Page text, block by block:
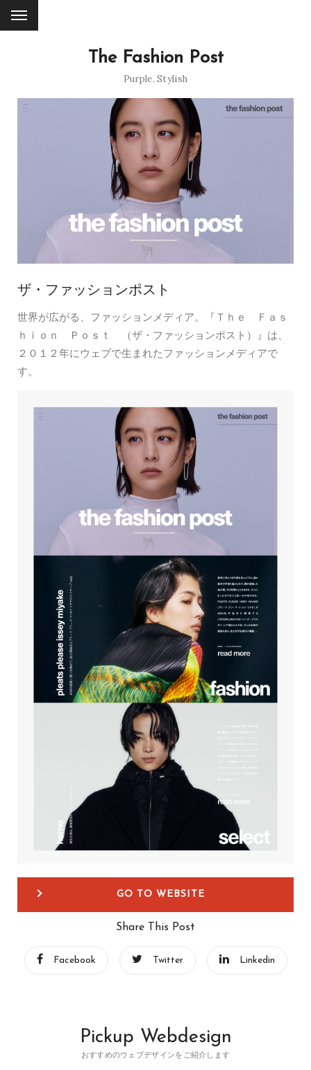
The Fashion Post
Purple,Stylish
ザ・ファッションポスト
世界が広がる、ファッションメディア。『Ｔｈｅ Ｆａｓ
ｈｉｏｎ Ｐｏｓｔ （ザ・ファッションポスト）』は、
２０１２年にウェブで生まれたファッションメディアで
す。
GO TO WEBSITE
Share This Post
Facebook Twitter Linkedin
Pickup Webdesign
おすすめのウェブデザインをご紹介します